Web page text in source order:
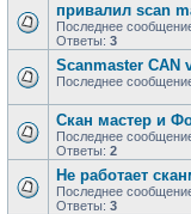
привалил scan
Последнее
Ответы: 3
Scanmaster CAN
Последнее
Скан мастер и
Последнее
Ответы: 2
Не работает
Последнее
Ответы: 3